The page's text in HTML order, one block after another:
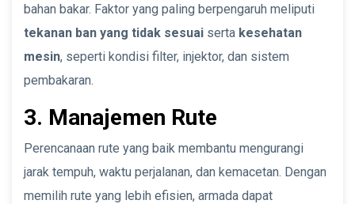
bahan bakar. Faktor yang paling berpengaruh meliputi
tekanan ban yang tidak sesuai serta kesehatan
mesin, seperti kondisi filter, injektor, dan sistem
pembakaran.
3. Manajemen Rute
Perencanaan rute yang baik membantu mengurangi
jarak tempuh, waktu perjalanan, dan kemacetan. Dengan
memilih rute yang lebih efisien, armada dapat